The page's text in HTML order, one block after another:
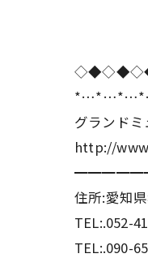
グランドミ
http://
住所:愛知
TEL:.052-
TEL:.090-